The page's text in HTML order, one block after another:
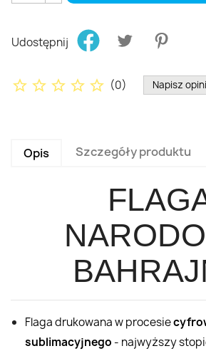
Udostępnij
star_border star_border star_border star_border star_border (0) Napisz
Opis Szczegóły produktu
Flaga drukowana w procesie
sublimacyjnego - najwyższy